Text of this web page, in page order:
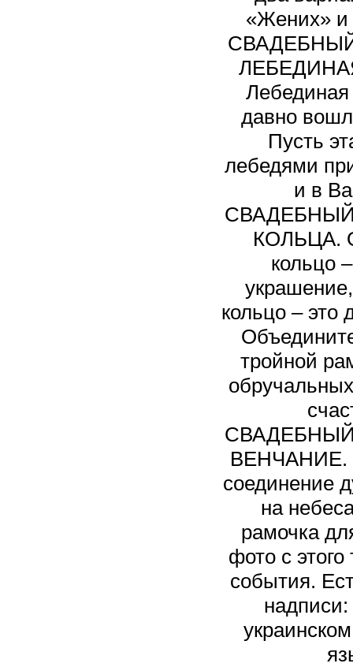
«Жених» и
Лебединая
давно
Пусть
лебедями
и в
КОЛЬЦА.
кольцо
кольцо – это
тройной
ВЕНЧАНИЕ.
соединение
на
рамочка
фото с этого
события.
надписи: